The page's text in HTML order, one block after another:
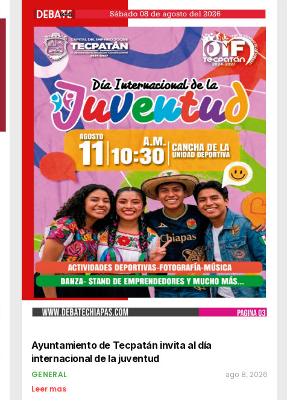
Ayuntamiento de Tecpatán invita al día
internacional de la juventud
GENERAL ago 8, 2026
Leer mas